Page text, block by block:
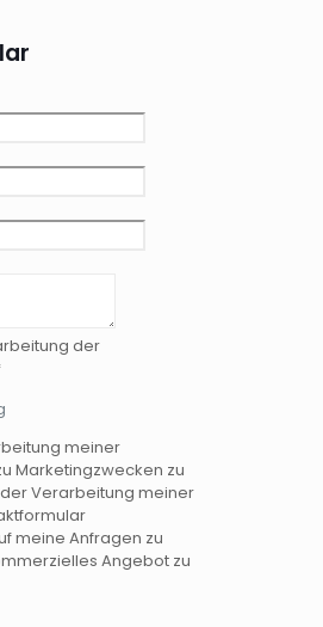
der
meiner
Marketingzwecken zu
Verarbeitung meiner
meine Anfragen zu
Angebot zu